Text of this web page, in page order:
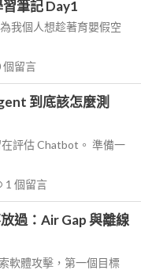
筆記 Day1
我個人想趁著育嬰假空
個留言
到底該怎麼測
評估 Chatbot。 準備一
1 個留言
過：Air Gap 與離線
軟體攻擊，第一個目標